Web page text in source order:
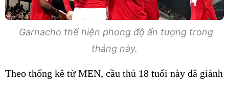
Garnacho thể hiện phong độ ấn tượng trong
tháng này.
Theo thống kê từ MEN, cầu thủ 18 tuổi này đã giành